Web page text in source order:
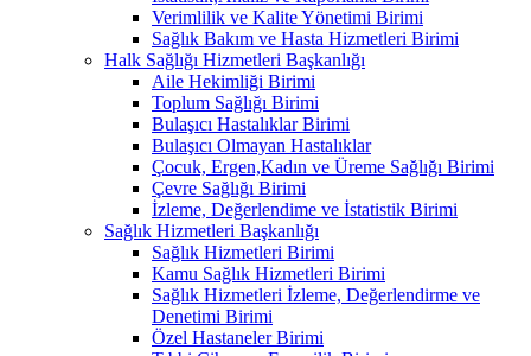
Verimlilik ve Kalite Yönetimi Birimi
Sağlık Bakım ve Hasta Hizmetleri Birimi
Halk Sağlığı Hizmetleri Başkanlığı
Aile Hekimliği Birimi
Toplum Sağlığı Birimi
Bulaşıcı Hastalıklar Birimi
Bulaşıcı Olmayan Hastalıklar
Çocuk, Ergen,Kadın ve Üreme Sağlığı Birimi
Çevre Sağlığı Birimi
İzleme, Değerlendime ve İstatistik Birimi
Sağlık Hizmetleri Başkanlığı
Sağlık Hizmetleri Birimi
Kamu Sağlık Hizmetleri Birimi
Sağlık Hizmetleri İzleme, Değerlendirme ve
Denetimi Birimi
Özel Hastaneler Birimi